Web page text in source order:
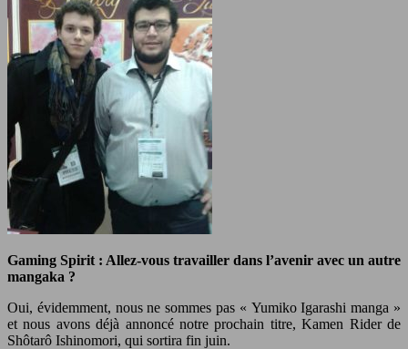
Gaming Spirit : Allez-vous travailler dans l’avenir avec un autre
mangaka ?
Oui, évidemment, nous ne sommes pas « Yumiko Igarashi manga »
et nous avons déjà annoncé notre prochain titre, Kamen Rider de
Shôtarô Ishinomori, qui sortira fin juin.